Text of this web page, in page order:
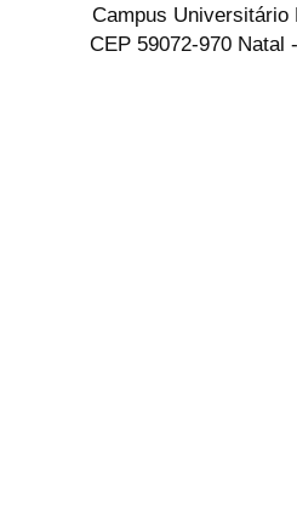
Campus Universitário
CEP 59072-970 Natal